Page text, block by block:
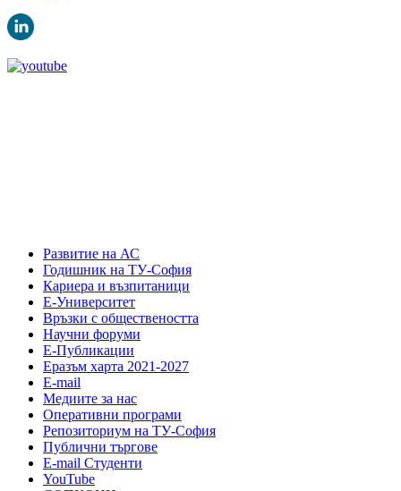
Развитие на АС
Годишник на ТУ-София
Кариера и възпитаници
Е-Университет
Връзки с обществеността
Научни форуми
Е-Публикации
Еразъм харта 2021-2027
E-mail
Медиите за нас
Оперативни програми
Репозиториум на ТУ-София
Публични търгове
Е-mail Студенти
YouTube